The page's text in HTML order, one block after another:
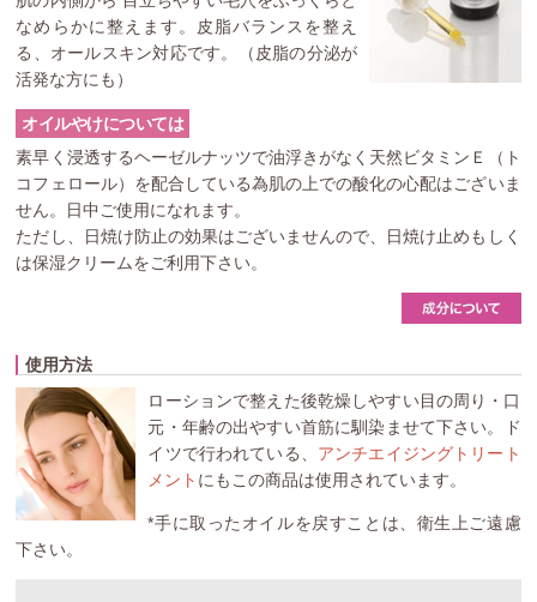
なめらかに整えます。皮脂バランスを整え
る、オールスキン対応です。（皮脂の分泌が
活発な方にも）
オイルやけについては
素早く浸透するヘーゼルナッツで油浮きがなく天然ビタミンＥ（ト
コフェロール）を配合している為肌の上での酸化の心配はございま
せん。日中ご使用になれます。
ただし、日焼け防止の効果はございませんので、日焼け止めもしく
は保湿クリームをご利用下さい。
使用方法
ローションで整えた後乾燥しやすい目の周り・口
元・年齢の出やすい首筋に馴染ませて下さい。ド
イツで行われている、 アンチエイジングトリート
メント にもこの商品は使用されています。
*手に取ったオイルを戻すことは、衛生上ご遠慮
下さい。